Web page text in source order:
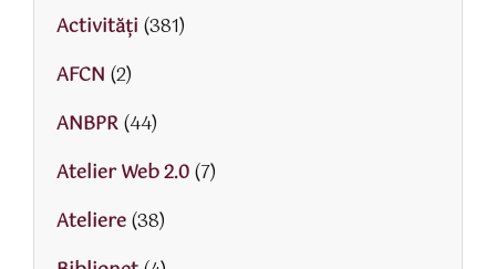
Activităţi (381)
AFCN (2)
ANBPR(44)
Atelier Web 2.0(7)
Ateliere(38)